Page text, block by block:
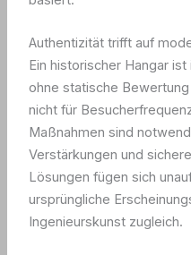
Authentizität trifft auf
Ein historischer Hangar
ohne statische
nicht für
Maßnahmen sind
Verstärkungen und
Lösungen fügen sich
ursprüngliche
Ingenieurskunst zugleich.